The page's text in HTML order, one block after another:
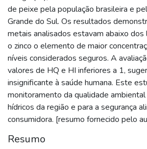
de peixe pela população brasileira e
Grande do Sul. Os resultados
metais analisados estavam abaixo
o zinco o elemento de maior
níveis considerados seguros. A
valores de HQ e HI inferiores a 1,
insignificante à saúde humana. Este
monitoramento da qualidade
hídricos da região e para a segurança
consumidora. [resumo fornecido pelo
Resumo